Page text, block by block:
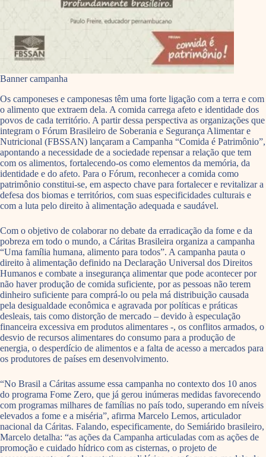
Banner campanha
Os camponeses e camponesas têm uma forte ligação com a terra e com
o alimento que extraem dela. A comida carrega afeto e identidade dos
povos de cada território. A partir dessa perspectiva as organizações que
integram o Fórum Brasileiro de Soberania e Segurança Alimentar e
Nutricional (FBSSAN) lançaram a Campanha “Comida é Patrimônio”,
apontando a necessidade de a sociedade repensar a relação que tem
com os alimentos, fortalecendo-os como elementos da memória, da
identidade e do afeto. Para o Fórum, reconhecer a comida como
patrimônio constitui-se, em aspecto chave para fortalecer e revitalizar a
defesa dos biomas e territórios, com suas especificidades culturais e
com a luta pelo direito à alimentação adequada e saudável.
Com o objetivo de colaborar no debate da erradicação da fome e da
pobreza em todo o mundo, a Cáritas Brasileira organiza a campanha
“Uma família humana, alimento para todos”. A campanha pauta o
direito à alimentação definido na Declaração Universal dos Direitos
Humanos e combate a insegurança alimentar que pode acontecer por
não haver produção de comida suficiente, por as pessoas não terem
dinheiro suficiente para comprá-lo ou pela má distribuição causada
pela desigualdade econômica e agravada por políticas e práticas
desleais, tais como distorção de mercado – devido à especulação
financeira excessiva em produtos alimentares -, os conflitos armados, o
desvio de recursos alimentares do consumo para a produção de
energia, o desperdício de alimentos e a falta de acesso a mercados para
os produtores de países em desenvolvimento.
“No Brasil a Cáritas assume essa campanha no contexto dos 10 anos
do programa Fome Zero, que já gerou inúmeras medidas favorecendo
com programas milhares de famílias no país todo, superando em níveis
elevados a fome e a miséria”, afirma Marcelo Lemos, articulador
nacional da Cáritas. Falando, especificamente, do Semiárido brasileiro,
Marcelo detalha: “as ações da Campanha articuladas com as ações de
promoção e cuidado hídrico com as cisternas, o projeto de